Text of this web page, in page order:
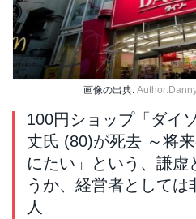
画像の出典:
100円ショップ「ダイ
丈氏 (80)が死去 ～将
にたい」という、謙虚
うか、経営者として
人